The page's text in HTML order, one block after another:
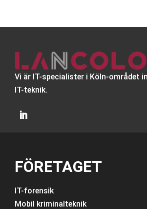
Vi är IT-specialister i Köln-området
IT-teknik.
FÖRETAGET
IT-forensik
Mobil kriminalteknik